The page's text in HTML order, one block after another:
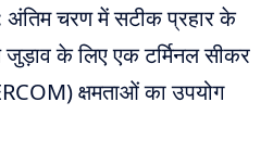
अंतिम चरण में सटीक प्रहार के
जुड़ाव के लिए एक टर्मिनल सीकर
क्षमताओं का उपयोग